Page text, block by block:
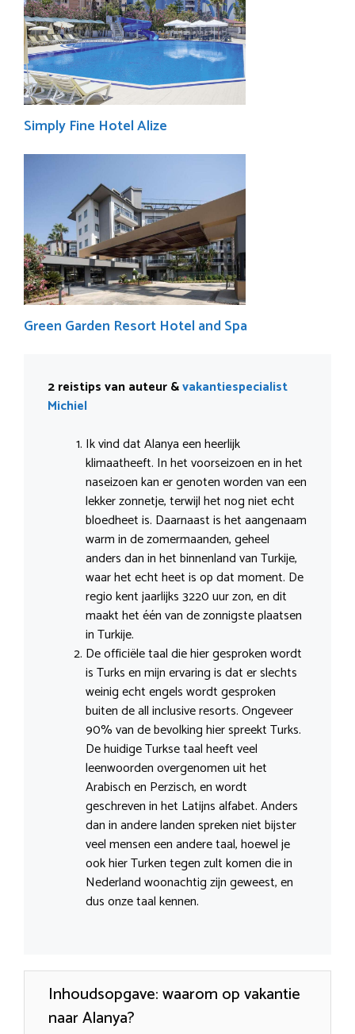
Simply Fine Hotel Alize
Green Garden Resort Hotel and Spa
2 reistips van auteur &vakantiespecialist
Michiel
Ik vind dat Alanya een heerlijk
klimaatheeft. In het voorseizoen en in het
naseizoen kan er genoten worden van een
lekker zonnetje, terwijl het nog niet echt
bloedheet is. Daarnaast is het aangenaam
warm in de zomermaanden, geheel
anders dan in het binnenland van Turkije,
waar het echt heet is op dat moment. De
regio kent jaarlijks 3220 uur zon, en dit
maakt het één van de zonnigste plaatsen
in Turkije.
De officiële taal die hier gesproken wordt
is Turks en mijn ervaring is dat er slechts
weinig echt engels wordt gesproken
buiten de all inclusive resorts. Ongeveer
90% van de bevolking hier spreekt Turks.
De huidige Turkse taal heeft veel
leenwoorden overgenomen uit het
Arabisch en Perzisch, en wordt
geschreven in het Latijns alfabet. Anders
dan in andere landen spreken niet bijster
veel mensen een andere taal, hoewel je
ook hier Turken tegen zult komen die in
Nederland woonachtig zijn geweest, en
dus onze taal kennen.
Inhoudsopgave: waarom op vakantie
naar Alanya?